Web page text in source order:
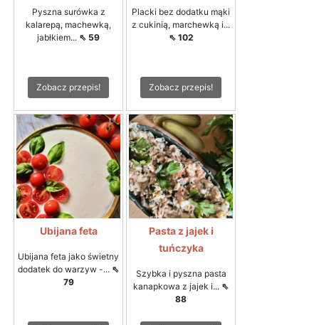
Pyszna surówka z
kalarepą, machewką,
jabłkiem... ⇖ 59
Zobacz przepis!
Placki bez dodatku mąki
z cukinią, marchewką i...
⇖ 102
Zobacz przepis!
Ubijana feta
Ubijana feta jako świetny
dodatek do warzyw -... ⇖
79
Pasta z jajek i
tuńczyka
Szybka i pyszna pasta
kanapkowa z jajek i... ⇖
88